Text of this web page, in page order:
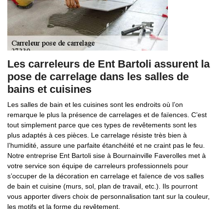
Les carreleurs de Ent Bartoli assurent la
pose de carrelage dans les salles de
bains et cuisines
Les salles de bain et les cuisines sont les endroits où l’on
remarque le plus la présence de carrelages et de faïences. C’est
tout simplement parce que ces types de revêtements sont les
plus adaptés à ces pièces. Le carrelage résiste très bien à
l’humidité, assure une parfaite étanchéité et ne craint pas le feu.
Notre entreprise Ent Bartoli sise à Bournainville Faverolles met à
votre service son équipe de carreleurs professionnels pour
s’occuper de la décoration en carrelage et faïence de vos salles
de bain et cuisine (murs, sol, plan de travail, etc.). Ils pourront
vous apporter divers choix de personnalisation tant sur la couleur,
les motifs et la forme du revêtement.